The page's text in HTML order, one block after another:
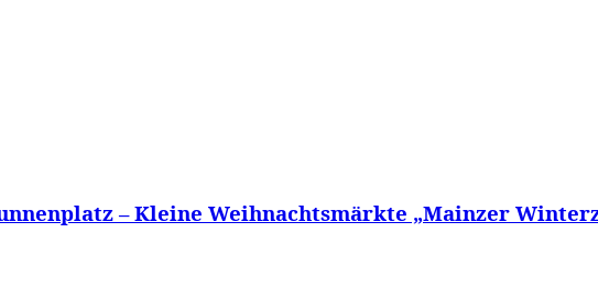
– Kleine Weihnachtsmärkte „Mainzer